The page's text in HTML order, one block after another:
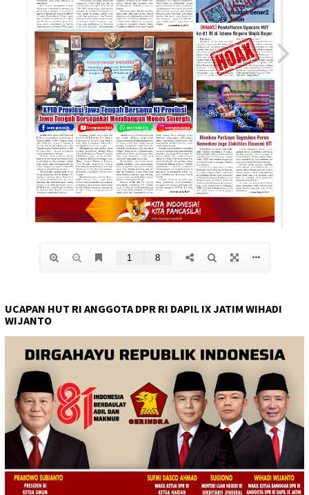
UCAPAN HUT RI ANGGOTA DPR RI DAPIL IX JATIM WIHADI
WIJANTO